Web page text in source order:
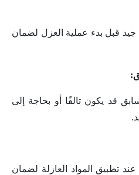
قبل بدء عملية العزل لضمان
قد يكون تالفًا أو بحاجة إلى
تطبيق المواد العازلة لضمان